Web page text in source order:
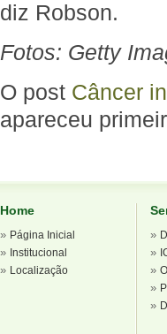
diz Robson.
Fotos: Getty
O post Câncer
apareceu
Home
» Página Inicial
» Institucional
» Localização
»
»
»
»
»